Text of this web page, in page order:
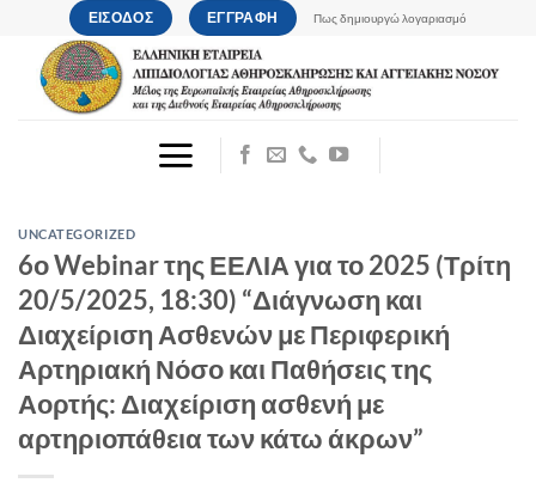
Μετάβαση
περιεχόμενο
ΕΙΣΟΔΟΣ ΕΓΓΡΑΦΗ Πως δημιουργώ λογαριασμό
UNCATEGORIZED
6ο Webinar της ΕΕΛΙΑ για το 2025 (Τρίτη
20/5/2025, 18:30) “Διάγνωση και
Διαχείριση Ασθενών με Περιφερική
Αρτηριακή Νόσο και Παθήσεις της
Αορτής: Διαχείριση ασθενή με
αρτηριοπάθεια των κάτω άκρων”